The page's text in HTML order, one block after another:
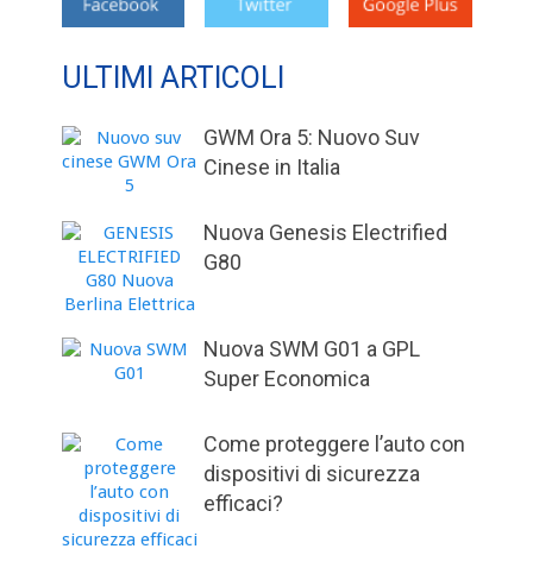
ULTIMI ARTICOLI
GWM Ora 5: Nuovo Suv
Cinese in Italia
Nuova Genesis Electrified
G80
Nuova SWM G01 a GPL
Super Economica
Come proteggere l’auto con
dispositivi di sicurezza
efficaci?